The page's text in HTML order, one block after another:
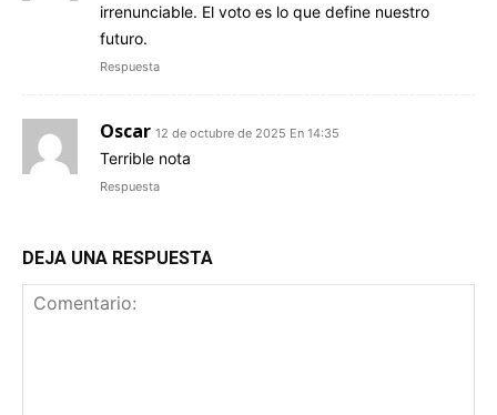
irrenunciable. El voto es lo que define nuestro
futuro.
Respuesta
Oscar 12 de octubre de 2025 En 14:35
Terrible nota
Respuesta
DEJA UNA RESPUESTA